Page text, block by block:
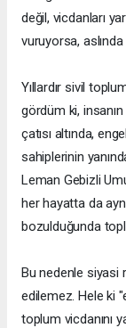
değil, vicdanları
vuruyorsa,
Yıllardır sivil
gördüm ki,
çatısı altında,
sahiplerinin
Leman Gebizli
her hayatta da
bozulduğunda
Bu nedenle siyasi
edilemez. Hele ki
toplum vicdanını